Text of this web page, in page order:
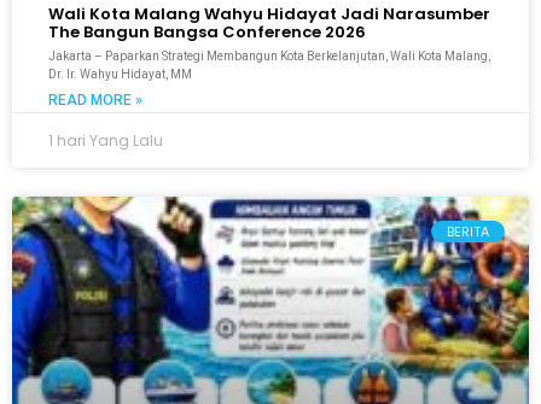
Wali Kota Malang Wahyu Hidayat Jadi Narasumber
The Bangun Bangsa Conference 2026
Jakarta – Paparkan Strategi Membangun Kota Berkelanjutan, Wali Kota Malang,
Dr. Ir. Wahyu Hidayat, MM
READ MORE »
1 hari Yang Lalu
BERITA